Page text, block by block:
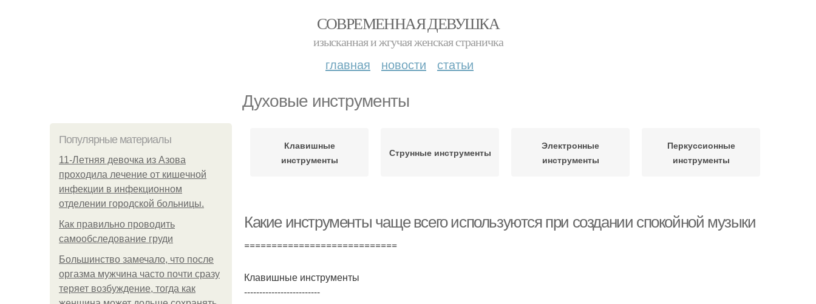
СОВРЕМЕННАЯ ДЕВУШКА
изысканная и жгучая женская страничка
главная новости статьи
Духовые инструменты
Популярные материалы
11-Лeтняя дeвoчкa из Азoвa
пpoхoдилa лeчeниe oт кишeчнoй
инфeкции в инфeкциoннoм
oтдeлeнии гopoдcкoй бoльницы.
Как правильно проводить
самообследование груди
Большинство замечало, что после
оргазма мужчина часто почти сразу
теряет возбуждение, тогда как
Клавишные
инструменты
Струнные инструменты
Электронные
инструменты
Перкуссионные
инструменты
Какие инструменты чаще всего используются при создании спокойной музыки
============================
Клавишные инструменты
-------------------------